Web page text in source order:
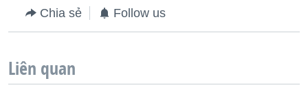
Chia sẻ Follow us
Liên quan